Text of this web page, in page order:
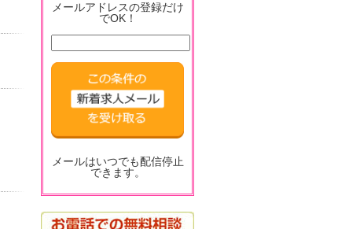
メールアドレスの登録だけ
でOK！
メールはいつでも配信停止
できます。